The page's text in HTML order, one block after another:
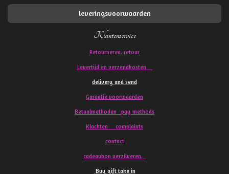
leveringsvoorwaarden
Klantenservice
Retourneren. retour
Levertijd en verzendkosten
delivery and send
Garantie voorwaarden
Betaalmethoden pay methods
Klachten complaints
contact
cadeaubon verzilveren.
Buy gift take in